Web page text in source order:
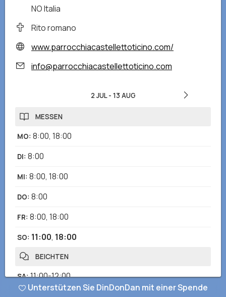
NO Italia
Rito romano
www.parrocchiacastellettoticino.com/
info@parrocchiacastellettoticino.com
2 JUL- 13 AUG
MESSEN
MO: 8:00, 18:00
DI: 8:00
MI: 8:00, 18:00
DO: 8:00
FR: 8:00, 18:00
SO: 11:00, 18:00
BEICHTEN
SA:11:00-12:00
Unterstützen Sie DinDonDan mit einer Spende